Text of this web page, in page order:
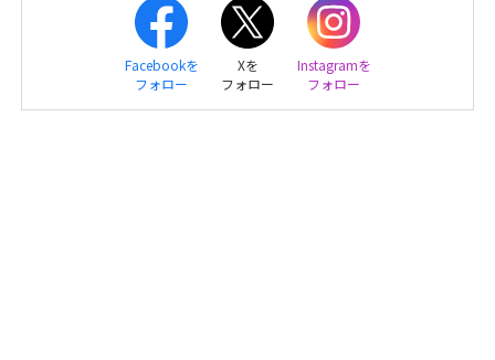
Facebookを
フォロー
Xを
フォロー
Instagramを
フォロー